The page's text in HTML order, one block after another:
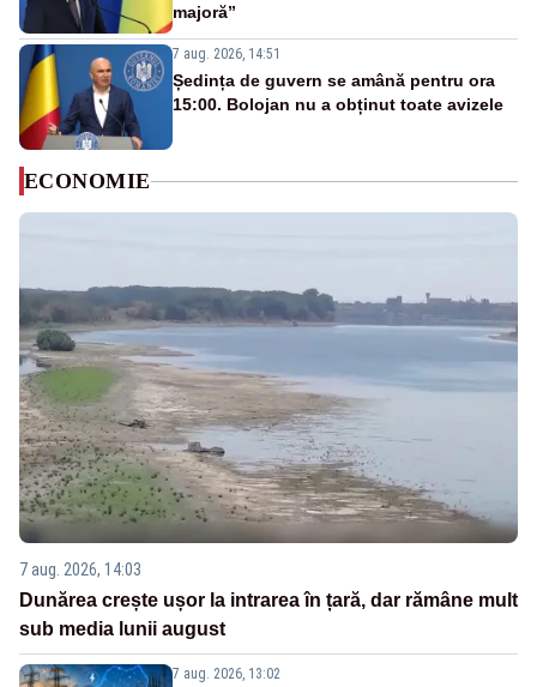
majoră”
7 aug. 2026, 14:51
Ședința de guvern se amână pentru ora
15:00. Bolojan nu a obținut toate avizele
ECONOMIE
7 aug. 2026, 14:03
Dunărea crește ușor la intrarea în țară, dar rămâne mult
sub media lunii august
7 aug. 2026, 13:02